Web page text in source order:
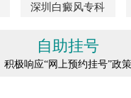
深圳白癜风专科
自助挂号
积极响应“网上预约挂号”政策